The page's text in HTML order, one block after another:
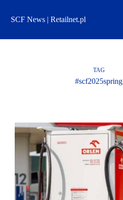
treściSCF News | Retailnet.pl
TAG
#scf2025spring